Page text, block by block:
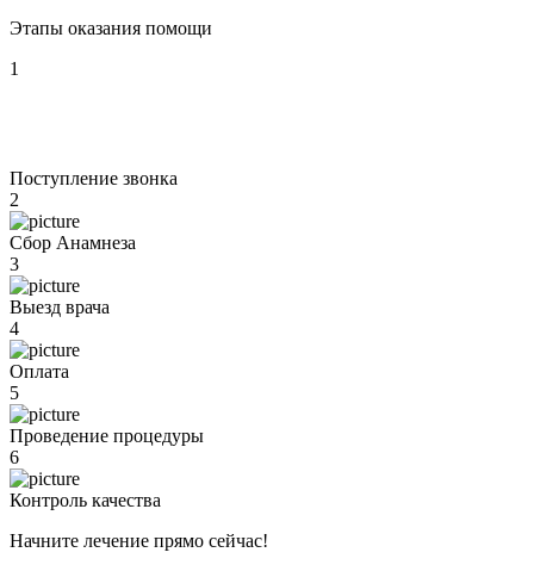
Этапы оказания помощи
1
Поступление звонка
2
Сбор Анамнеза
3
Выезд врача
4
Оплата
5
Проведение процедуры
6
Контроль качества
Начните лечение прямо сейчас!